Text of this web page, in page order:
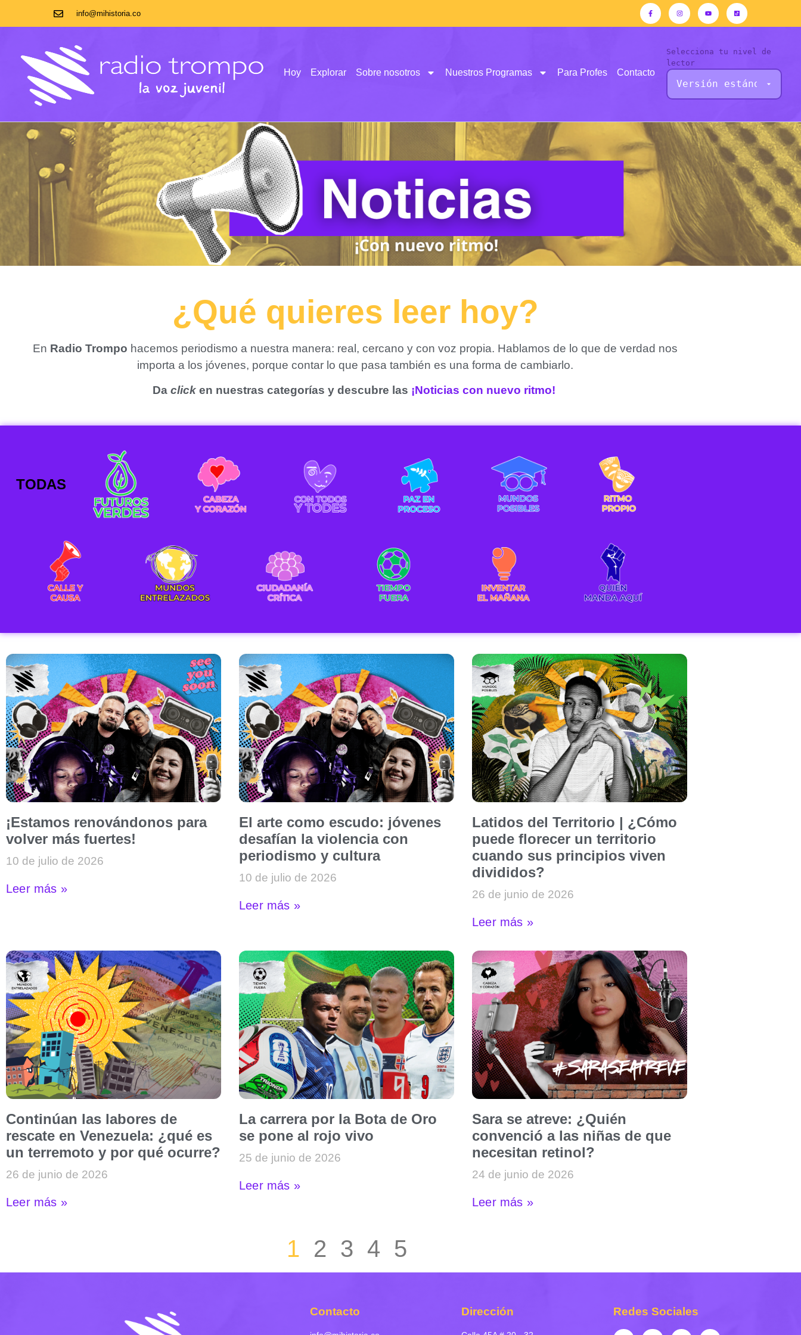
info@mihistoria.co
Hoy Explorar Sobre nosotros Nuestros Programas Para Profes Contacto
Selecciona tu nivel de
lector
¿Qué quieres leer hoy?
En Radio Trompo hacemos periodismo a nuestra manera: real, cercano y con voz propia. Hablamos de lo que de verdad nos
importa a los jóvenes, porque contar lo que pasa también es una forma de cambiarlo.
Da clicken nuestras categorías y descubre las ¡Noticias con nuevo ritmo!
TODAS
¡Estamos renovándonos para
volver más fuertes!
10 de julio de 2026
Leer más »
El arte como escudo: jóvenes
desafían la violencia con
periodismo y cultura
10 de julio de 2026
Leer más »
Latidos del Territorio | ¿Cómo
puede florecer un territorio
cuando sus principios viven
divididos?
26 de junio de 2026
Leer más »
Continúan las labores de
rescate en Venezuela: ¿qué es
un terremoto y por qué ocurre?
26 de junio de 2026
Leer más »
La carrera por la Bota de Oro
se pone al rojo vivo
25 de junio de 2026
Leer más »
Sara se atreve: ¿Quién
convenció a las niñas de que
necesitan retinol?
24 de junio de 2026
Leer más »
1 2 3 4 5
Contacto Dirección Redes Sociales